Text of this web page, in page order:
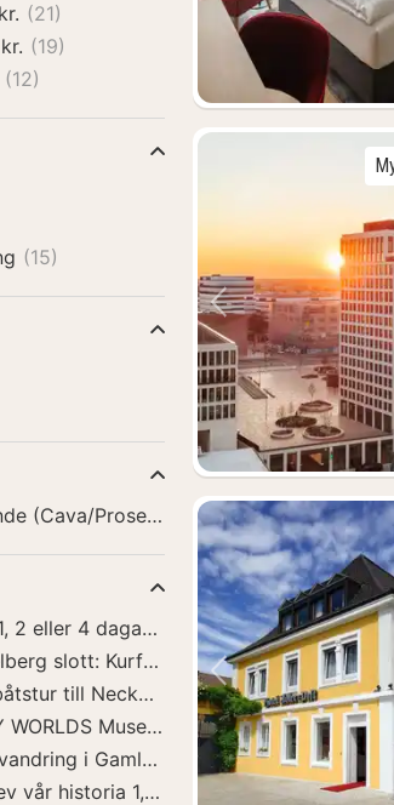
Föregående
Föregående
kr. (21)
kr. (19)
(12)
(15)
(Cava/Prosecco)
(1)
2 eller 4 dagar
slott: Kurfurstarnas residens
(15)
till Neckarsteinach med dryck(15)
WORLDS Museum Inträdesbiljett(15)
i Gamla stan
(15)
vår historia 1,5 timmars rundtur genom